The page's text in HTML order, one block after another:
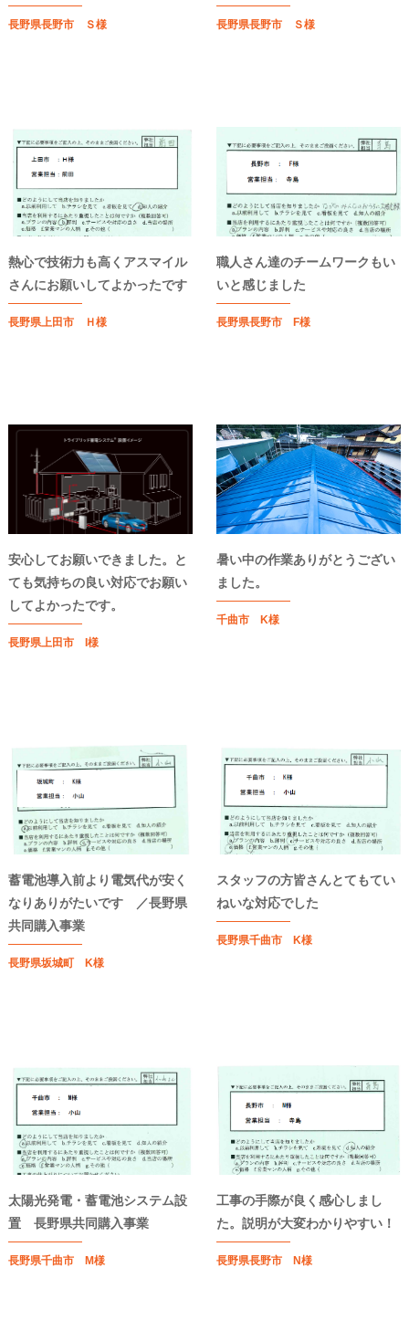
長野県長野市 Ｓ様 長野県長野市 Ｓ様
熱心で技術力も高くアスマイル
さんにお願いしてよかったです
長野県上田市 Ｈ様
職人さん達のチームワークもい
いと感じました
長野県長野市 F様
安心してお願いできました。と
ても気持ちの良い対応でお願い
してよかったです。
長野県上田市 I様
暑い中の作業ありがとうござい
ました。
千曲市 K様
蓄電池導入前より電気代が安く
なりありがたいです ／長野県
共同購入事業
長野県坂城町 K様
スタッフの方皆さんとてもてい
ねいな対応でした
長野県千曲市 K様
太陽光発電・蓄電池システム設
置 長野県共同購入事業
長野県千曲市 M様
工事の手際が良く感心しまし
た。説明が大変わかりやすい！
長野県長野市 N様